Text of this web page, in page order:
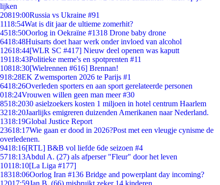
lijken
20819:00Russia vs Ukraine #91
1118:54Wat is dit jaar de ultieme zomerhit?
4518:50Oorlog in Oekraïne #1318 Drone baby drone
6418:48Huisarts doet haar werk onder invloed van alcohol
12618:44[WLR SC #417] Nieuw deel openen was kaputt
19118:43Politieke meme's en spotprenten #11
10818:30[Wielrennen #616] Brennan!
918:28EK Zwemsporten 2026 te Parijs #1
6418:26Overleden sporters en aan sport gerelateerde personen
018:24Vrouwen willen geen man meer #30
8518:2030 asielzoekers kosten 1 miljoen in hotel centrum Haarlem
3218:20Jaarlijks emigreren duizenden Amerikanen naar Nederland.
1318:19Global Justice Report
23618:17Wie gaan er dood in 2026?Post met een vleugje cynisme de
overledenen.
9418:16[RTL] B&B vol liefde 6de seizoen #4
5718:13Abdul A. (27) als afperser "Fleur" door het leven
10118:10[La Liga #177]
18318:06Oorlog Iran #136 Bridge and powerplant day incoming?
12017:59Jan B. (66) misbruikt zeker 14 kinderen